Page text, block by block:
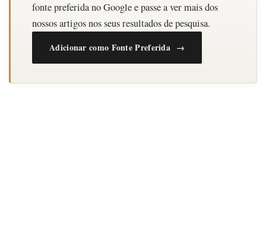
fonte preferida no Google e passe a ver mais dos
nossos artigos nos seus resultados de pesquisa.
Adicionar como Fonte Preferida →